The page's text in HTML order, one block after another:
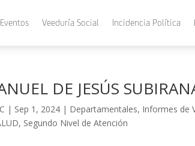
Eventos Veeduría Social Incidencia Política
DE JESÚS
| Sep 1, 2024| Departamentales, Informes de
, Segundo Nivel de Atención